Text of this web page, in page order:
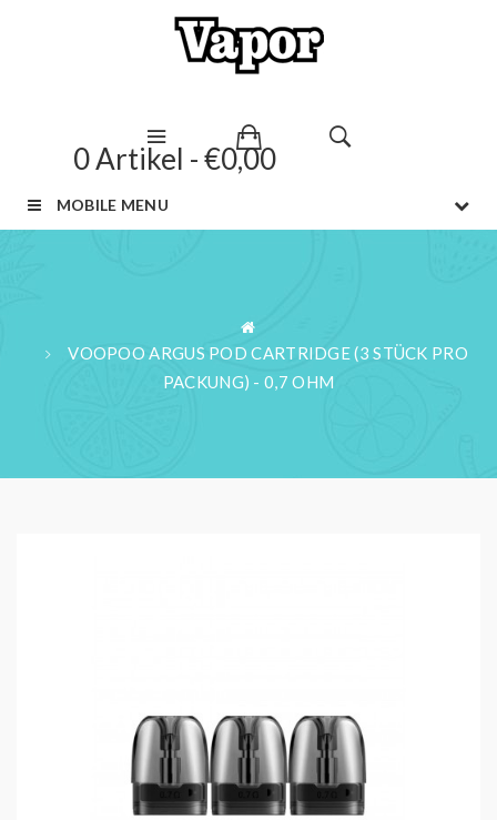
0 Artikel - €0,00
MOBILE MENU
VOOPOO ARGUS POD CARTRIDGE (3 STÜCK PRO
PACKUNG) - 0,7 OHM